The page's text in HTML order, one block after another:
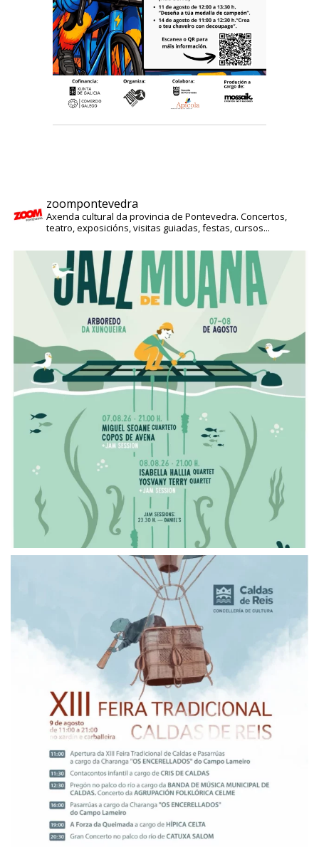
zoompontevedra
Axenda cultural da provincia de Pontevedra. Concertos,
teatro, exposicións, visitas guiadas, festas, cursos...